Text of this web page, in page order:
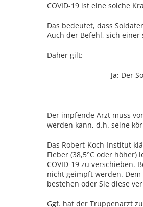
COVID-19 ist eine solche
Das bedeutet, dass
Auch der Befehl, sich
Daher gilt:
Ja: Der
Der impfende Arzt muss
werden kann, d.h. seine
Das Robert-Koch-Institut
Fieber (38,5°C oder
COVID-19 zu
nicht geimpft werden.
bestehen oder Sie diese
Ggf. hat der Truppenarzt